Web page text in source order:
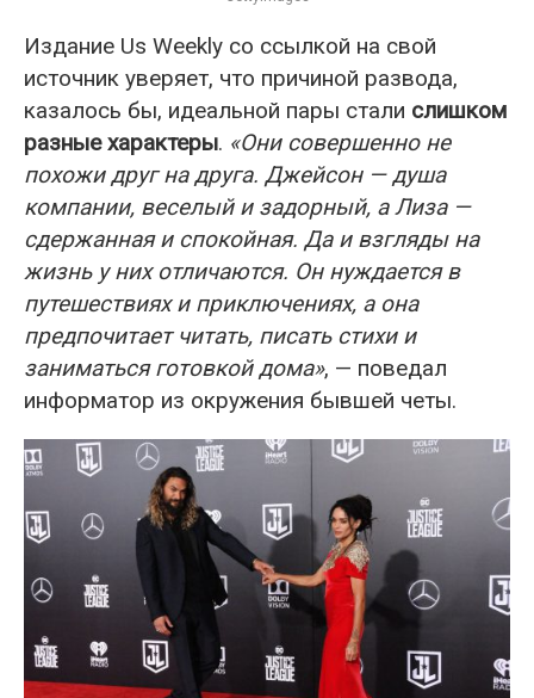
Издание Us Weekly со ссылкой на свой
источник уверяет, что причиной развода,
казалось бы, идеальной пары стали слишком
разные характеры. «Они совершенно не
похожи друг на друга. Джейсон — душа
компании, веселый и задорный, а Лиза —
сдержанная и спокойная. Да и взгляды на
жизнь у них отличаются. Он нуждается в
путешествиях и приключениях, а она
предпочитает читать, писать стихи и
заниматься готовкой дома», — поведал
информатор из окружения бывшей четы.